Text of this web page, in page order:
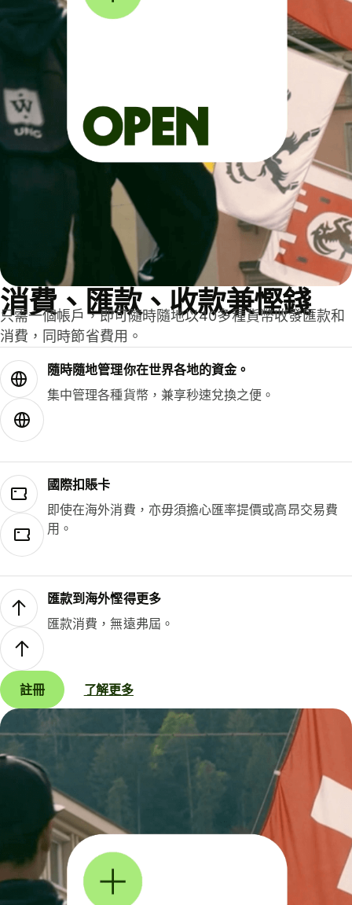
消費、匯款、收款兼慳錢
只需一個帳戶，即可隨時隨地以40多種貨幣收發匯款和
消費，同時節省費用。
隨時隨地管理你在世界各地的資金。
集中管理各種貨幣，兼享秒速兌換之便。
國際扣賬卡
即使在海外消費，亦毋須擔心匯率提價或高昂交易費
用。
匯款到海外慳得更多
匯款消費，無遠弗屆。
註冊 了解更多